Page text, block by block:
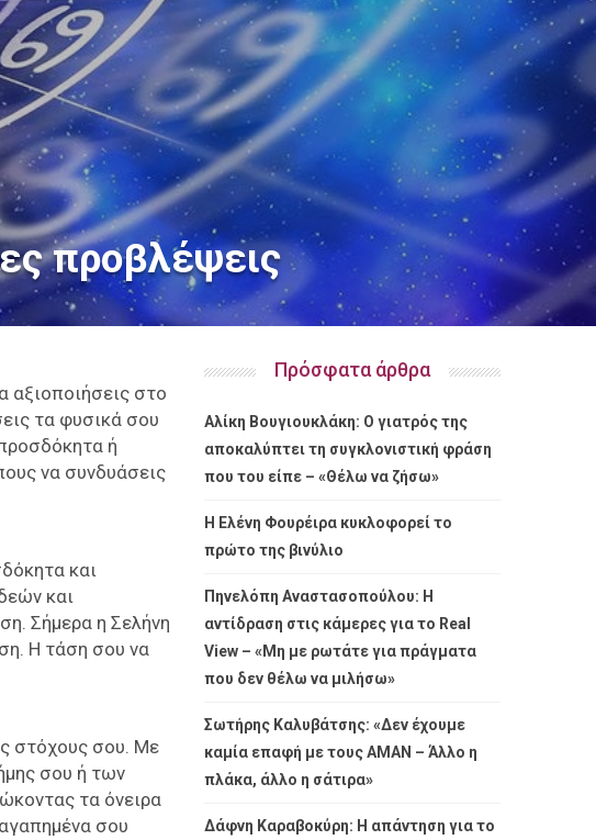
προβλέψεις
αξιοποιήσεις στο
τα φυσικά σου
ή
να συνδυάσεις
και
και
Σήμερα η Σελήνη
Η τάση σου να
στόχους σου. Με
σου ή των
τα όνειρα
σου
Πρόσφατα άρθρα
Αλίκη Βουγιουκλάκη: Ο γιατρός της
αποκαλύπτει τη συγκλονιστική φράση
που του είπε – «Θέλω να ζήσω»
Η Ελένη Φουρέιρα κυκλοφορεί το
πρώτο της βινύλιο
Πηνελόπη Αναστασοπούλου: Η
αντίδραση στις κάμερες για το Real
View – «Μη με ρωτάτε για πράγματα
που δεν θέλω να μιλήσω»
Σωτήρης Καλυβάτσης: «Δεν έχουμε
καμία επαφή με τους ΑΜΑΝ – Άλλο η
πλάκα, άλλο η σάτιρα»
Δάφνη Καραβοκύρη: Η απάντηση για το